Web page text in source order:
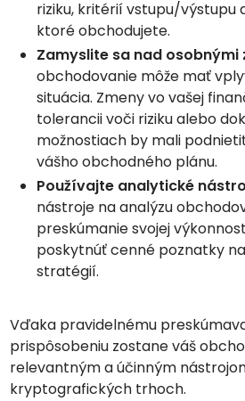
riziku, kritérií vstupu/výstupu
ktoré obchodujete.
Zamyslite sa nad osobnými
obchodovanie môže mať
situácia. Zmeny vo vašej
tolerancii voči riziku alebo
možnostiach by mali
vášho obchodného plánu.
Používajte analytické
nástroje na analýzu
preskúmanie svojej
poskytnúť cenné poznatky
stratégií.
Vďaka pravidelnému
prispôsobeniu zostane váš
relevantným a účinným
kryptografických trhoch.